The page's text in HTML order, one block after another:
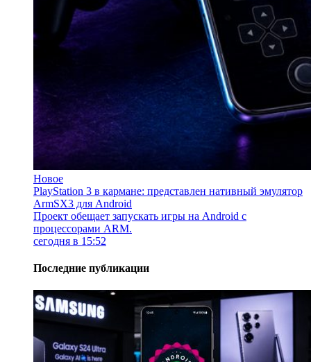
Новое
PlayStation 3 в кармане: представлен нативный эмулятор
ArmSX3 для Android
Проект обещает запускать игры на Android с
процессорами ARM.
сегодня в 15:52
Последние публикации